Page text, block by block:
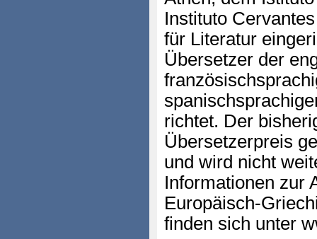
Instituto
für Literatur
Übersetzer der
richtet. Der
Übersetzerpreis
und wird nicht
Informationen zur
Europäisch-
finden sich unter